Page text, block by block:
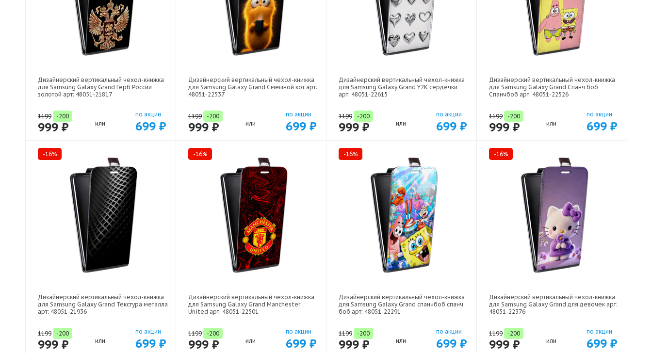
Дизайнерский вертикальный чехол-книжка
для Samsung Galaxy Grand Герб России
золотой арт: 48051-21817
1199 -200
999 ₽ или
по акции
699 ₽
Дизайнерский вертикальный чехол-книжка
для Samsung Galaxy Grand Смешной кот арт:
48051-22537
1199 -200
999 ₽ или
по акции
699 ₽
Дизайнерский вертикальный чехол-книжка
для Samsung Galaxy Grand Y2K сердечки
арт: 48051-22615
1199 -200
999 ₽ или
по акции
699 ₽
Дизайнерский вертикальный чехол-книжка
для Samsung Galaxy Grand Спанч боб
Спанчбоб арт: 48051-22526
1199 -200
999 ₽ или
по акции
699 ₽
-16%
Дизайнерский вертикальный чехол-книжка
для Samsung Galaxy Grand Текстура металла
арт: 48051-21936
1199 -200
999 ₽ или
по акции
699 ₽
-16%
Дизайнерский вертикальный чехол-книжка
для Samsung Galaxy Grand Manchester
United арт: 48051-22501
1199 -200
999 ₽ или
по акции
699 ₽
-16%
Дизайнерский вертикальный чехол-книжка
для Samsung Galaxy Grand спанчбоб спанч
боб арт: 48051-22291
1199 -200
999 ₽ или
по акции
699 ₽
-16%
Дизайнерский вертикальный чехол-книжка
для Samsung Galaxy Grand для девочек арт:
48051-22376
1199 -200
999 ₽ или
по акции
699 ₽